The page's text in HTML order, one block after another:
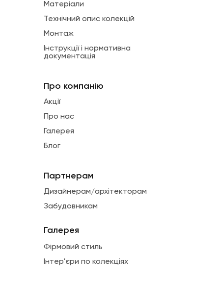
Матеріали
Технічний опис колекцій
Монтаж
Інструкції і нормативна
документація
Про компанію
Акції
Про нас
Галерея
Блог
Партнерам
Дизайнерам/архітекторам
Забудовникам
Галерея
Фірмовий стиль
Інтер'єри по колекціях